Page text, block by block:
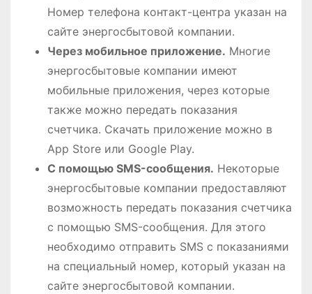
Номер телефона контакт-центра указан на
сайте энергосбытовой компании.
Через мобильное приложение. Многие
энергосбытовые компании имеют
мобильные приложения, через которые
также можно передать показания
счетчика. Скачать приложение можно в
App Store или Google Play.
С помощью SMS-сообщения. Некоторые
энергосбытовые компании предоставляют
возможность передать показания счетчика
с помощью SMS-сообщения. Для этого
необходимо отправить SMS с показаниями
на специальный номер, который указан на
сайте энергосбытовой компании.